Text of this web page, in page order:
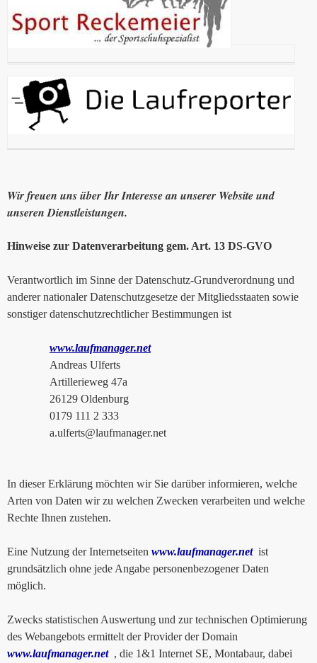
Wir freuen uns über Ihr Interesse an unserer Website und
unseren Dienstleistungen.
Hinweise zur Datenverarbeitung gem. Art. 13 DS-GVO
Verantwortlich im Sinne der Datenschutz-Grundverordnung und
anderer nationaler Datenschutzgesetze der Mitgliedsstaaten sowie
sonstiger datenschutzrechtlicher Bestimmungen ist
www.laufmanager.net
Andreas Ulferts
Artillerieweg 47a
26129 Oldenburg
0179 111 2 333
a.ulferts@laufmanager.net
In dieser Erklärung möchten wir Sie darüber informieren, welche
Arten von Daten wir zu welchen Zwecken verarbeiten und welche
Rechte Ihnen zustehen.
Eine Nutzung der Internetseiten www.laufmanager.netist
grundsätzlich ohne jede Angabe personenbezogener Daten
möglich.
Zwecks statistischen Auswertung und zur technischen Optimierung
des Webangebots ermittelt der Provider der Domain
www.laufmanager.net, die 1&1 Internet SE, Montabaur, dabei